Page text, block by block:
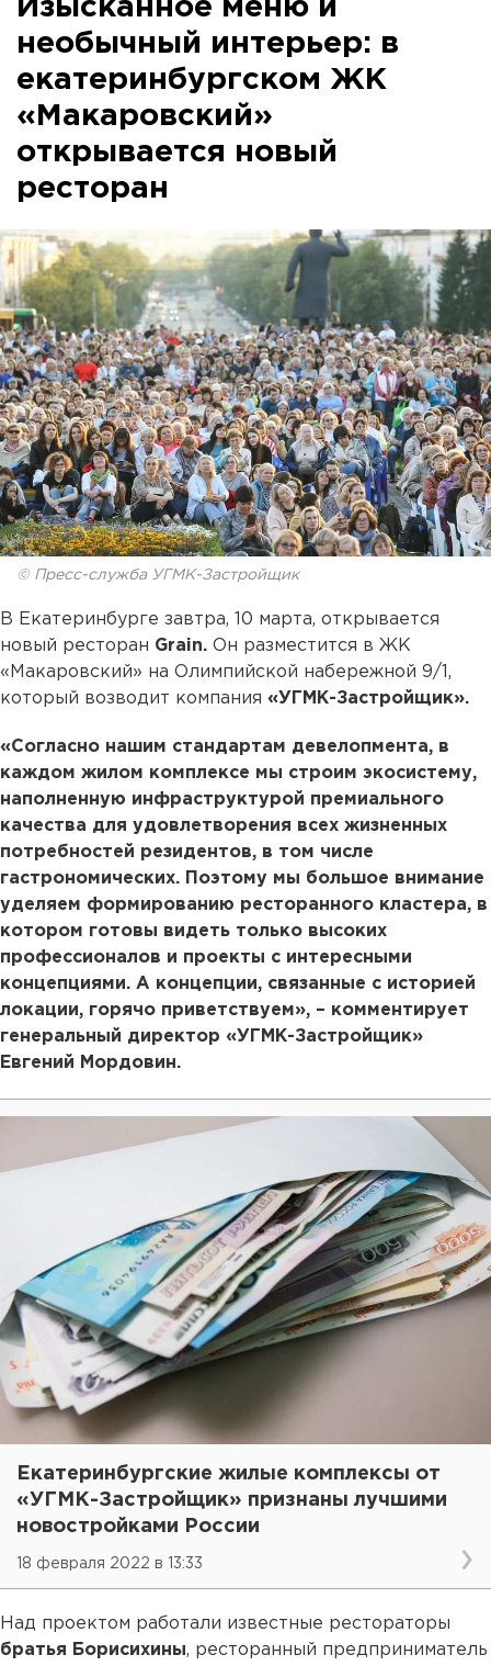
Изысканное меню и
необычный интерьер: в
екатеринбургском ЖК
«Макаровский»
открывается новый
ресторан
© Пресс-служба УГМК-Застройщик
В Екатеринбурге завтра, 10 марта, открывается
новый ресторан Grain. Он разместится в ЖК
«Макаровский» на Олимпийской набережной 9/1,
который возводит компания «УГМК-Застройщик».
«Согласно нашим стандартам девелопмента, в
каждом жилом комплексе мы строим экосистему,
наполненную инфраструктурой премиального
качества для удовлетворения всех жизненных
потребностей резидентов, в том числе
гастрономических. Поэтому мы большое внимание
уделяем формированию ресторанного кластера, в
котором готовы видеть только высоких
профессионалов и проекты с интересными
концепциями. А концепции, связанные с историей
локации, горячо приветствуем», – комментирует
генеральный директор «УГМК-Застройщик»
Евгений Мордовин.
Екатеринбургские жилые комплексы от
«УГМК-Застройщик» признаны лучшими
новостройками России
18 февраля 2022 в 13:33
Над проектом работали известные рестораторы
братья Борисихины, ресторанный предприниматель